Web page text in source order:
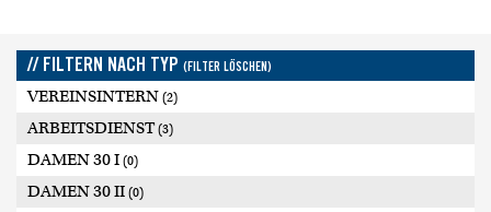
// FILTERN NACH TYP (FILTER LÖSCHEN)
VEREINSINTERN (2)
ARBEITSDIENST(3)
DAMEN 30 I (0)
DAMEN 30 II (0)